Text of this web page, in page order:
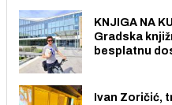
KNJIGA NA
Gradska
besplatnu
Ivan Zoričić,